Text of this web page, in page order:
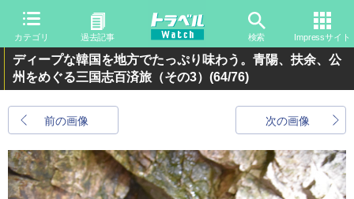
カテゴリ 過去記事 検索 Impressサイト
ディープな韓国を地方でたっぷり味わう。青陽、扶余、公
州をめぐる三国志百済旅（その3） (64/76)
前の画像 次の画像